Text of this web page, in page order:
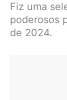
Fiz uma
poderosos
de 2024.